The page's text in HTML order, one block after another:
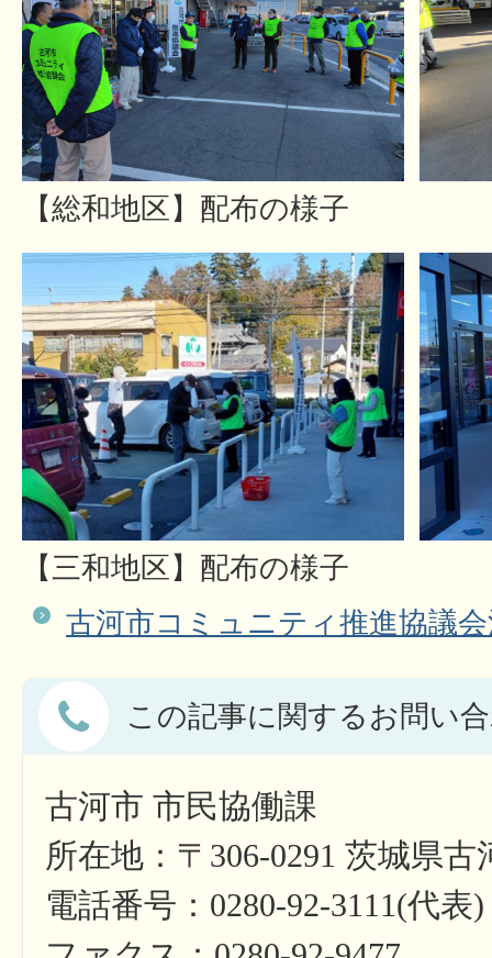
【総和地区】配布の様子
【三和地区】配布の様子
古河市コミュニティ推進協議
この記事に関するお問い
古河市 市民協働課
所在地：〒306-0291 茨城県
電話番号：0280-92-3111(代表)